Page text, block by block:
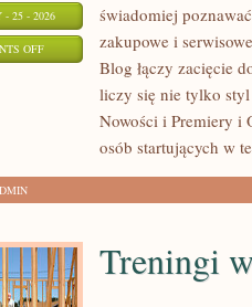
- 25 - 2026
OFFON
NAPRAWIAM
świadomiej
zakupowe i
Blog łączy zacięcie
liczy się nie tylko
Nowości i Premiery i
osób startujących w
Treningi